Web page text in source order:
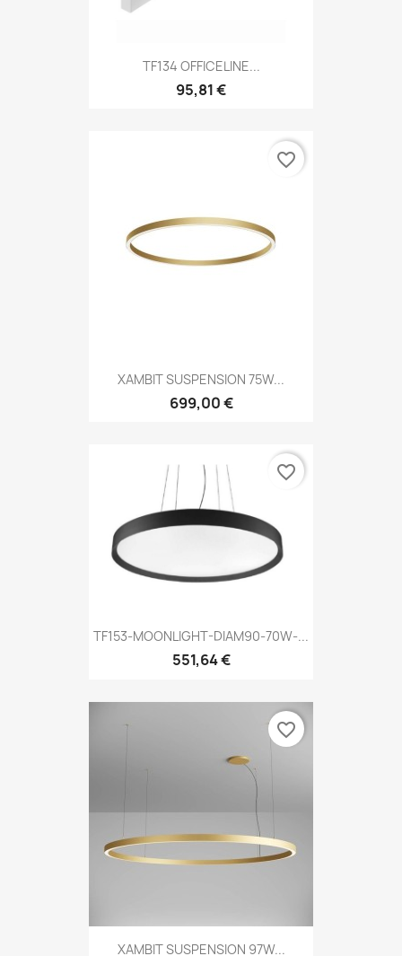
TF134 OFFICELINE...
95,81 €
XAMBIT SUSPENSION 75W...
699,00 €
favorite_border
TF153-MOONLIGHT-DIAM90-70W-...
551,64 €
favorite_border
XAMBIT SUSPENSION 97W...
favorite_border